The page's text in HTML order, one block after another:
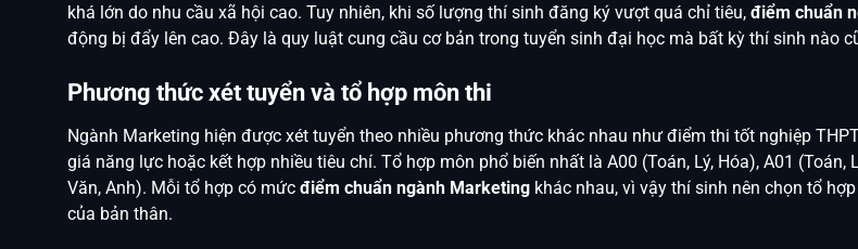
khá lớn do nhu cầu xã hội cao. Tuy nhiên, khi số lượng thí sinh đăng ký vượt quá chỉ tiêu, điểm chuẩn
động bị đẩy lên cao. Đây là quy luật cung cầu cơ bản trong tuyển sinh đại học mà bất kỳ thí sinh nào
Phương thức xét tuyển và tổ hợp môn thi
Ngành Marketing hiện được xét tuyển theo nhiều phương thức khác nhau như điểm thi tốt nghiệp
giá năng lực hoặc kết hợp nhiều tiêu chí. Tổ hợp môn phổ biến nhất là A00 (Toán, Lý, Hóa), A01 (Toán,
Văn, Anh). Mỗi tổ hợp có mức điểm chuẩn ngành Marketing khác nhau, vì vậy thí sinh nên chọn tổ
của bản thân.